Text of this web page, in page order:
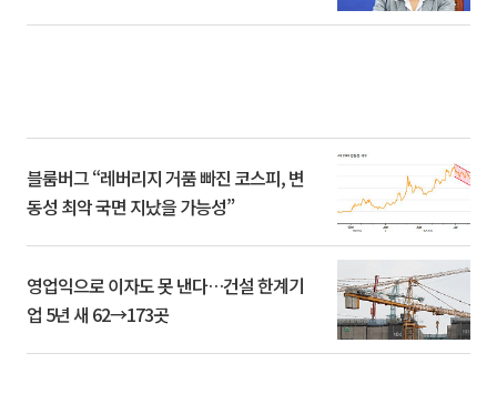
블룸버그 “레버리지 거품 빠진 코스피, 변
동성 최악 국면 지났을 가능성”
영업익으로 이자도 못 낸다…건설 한계기
업 5년 새 62→173곳